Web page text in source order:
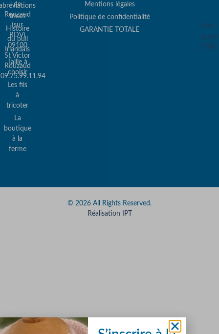
de
Rouzaud
(sur
RDV)
09100
St Victor
Rouzaud
09.75.99.11.94
tricot
Histoire
du pull
Irlandais
Taille à
choisir
Les fils
à
tricoter
La
boutique
à la
ferme
Mentions légales
Politique de confidentialité
GARANTIE TOTALE
Port
(79€)
© 2026 All Rights Reserved.
Réalisation IPT